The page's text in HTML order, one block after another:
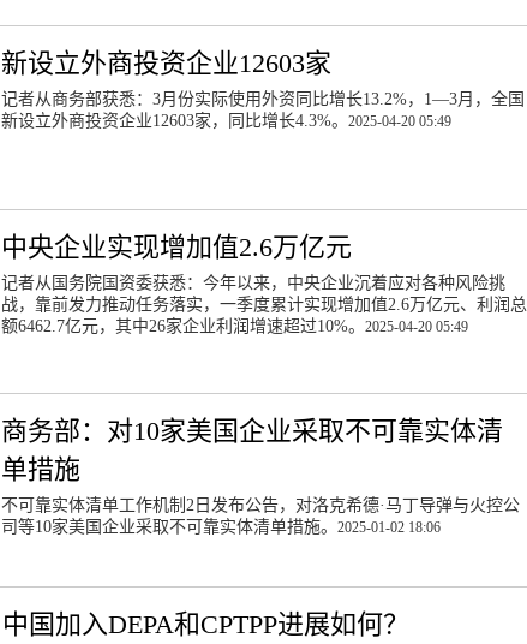
新设立外商投资企业12603家
记者从商务部获悉：3月份实际使用外资同比增长13.2%，1—3月，全国
新设立外商投资企业12603家，同比增长4.3%。2025-04-20 05:49
中央企业实现增加值2.6万亿元
记者从国务院国资委获悉：今年以来，中央企业沉着应对各种风险挑
战，靠前发力推动任务落实，一季度累计实现增加值2.6万亿元、利润总
额6462.7亿元，其中26家企业利润增速超过10%。2025-04-20 05:49
商务部：对10家美国企业采取不可靠实体清
单措施
不可靠实体清单工作机制2日发布公告，对洛克希德·马丁导弹与火控公
司等10家美国企业采取不可靠实体清单措施。2025-01-02 18:06
中国加入DEPA和CPTPP进展如何？